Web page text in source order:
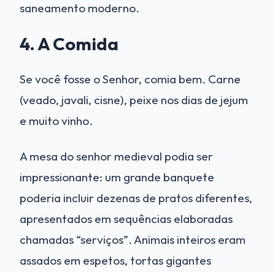
saneamento moderno.
4. A Comida
Se você fosse o Senhor, comia bem. Carne
(veado, javali, cisne), peixe nos dias de jejum
e muito vinho.
A mesa do senhor medieval podia ser
impressionante: um grande banquete
poderia incluir dezenas de pratos diferentes,
apresentados em sequências elaboradas
chamadas “serviços”. Animais inteiros eram
assados em espetos, tortas gigantes